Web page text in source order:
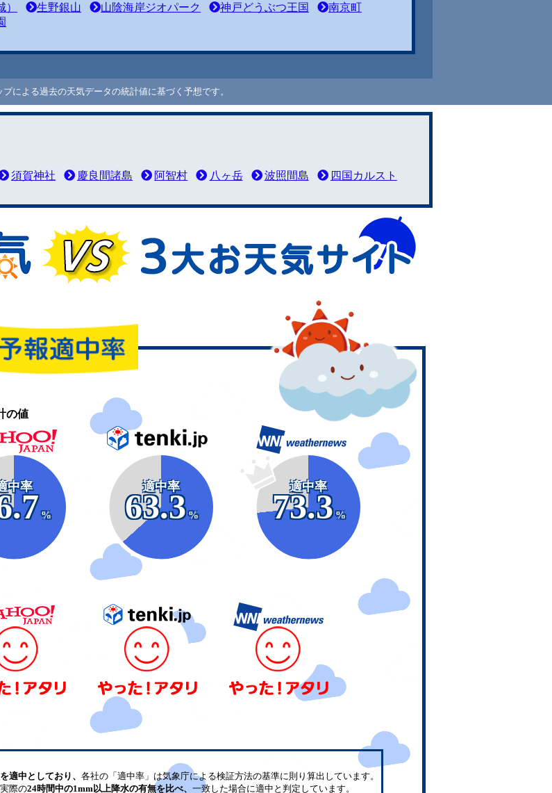
生野銀山 山陰海岸ジオパーク 神戸どうぶつ王国
南京町
による過去の天気データの統計値に基づく予想です。
須賀神社 慶良間諸島 阿智村 八ヶ岳 波照間島 四国カルスト
の値
中率
%
適中率
63.3
%
適中率
73.3
%
適中としており、 各社の「適中率」は気象庁による検証方法の基準に則り算出しています。
際の24時間中の1mm以上降水の有無を比べ、 一致した場合に適中と判定しています。